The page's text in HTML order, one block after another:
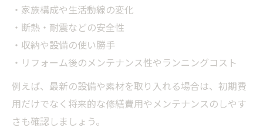
・家族構成や生活動線の変化
・断熱・耐震などの安全性
・収納や設備の使い勝手
・リフォーム後のメンテナンス性やランニングコスト
例えば、最新の設備や素材を取り入れる場合は、初期費
用だけでなく将来的な修繕費用やメンテナンスのしやす
さも確認しましょう。